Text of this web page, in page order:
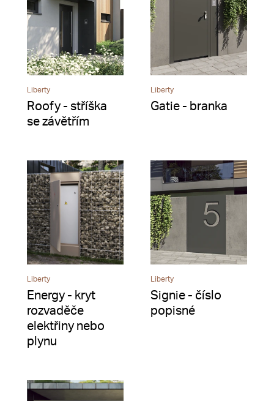
Liberty
Roofy - stříška
se závětřím
Liberty
Gatie - branka
Liberty
Energy - kryt
rozvaděče
elektřiny nebo
plynu
Liberty
Signie - číslo
popisné